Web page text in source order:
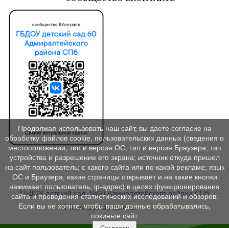
ГБДОУ детский сад №60 Адмиралтейского района СПб
© Конструктор сайтовNubex.ru
Продолжая использовать наш сайт, вы даете согласие на
обработку файлов cookie, пользовательских данных (сведения о
местоположении; тип и версия ОС; тип и версия Браузера; тип
устройства и разрешение его экрана; источник откуда пришел
на сайт пользователь; с какого сайта или по какой рекламе; язык
ОС и Браузера; какие страницы открывает и на какие кнопки
нажимает пользователь; ip-адрес) в целях функционирования
сайта и проведения статистических исследований и обзоров.
Если вы не хотите, чтобы ваши данные обрабатывались,
покиньте сайт.